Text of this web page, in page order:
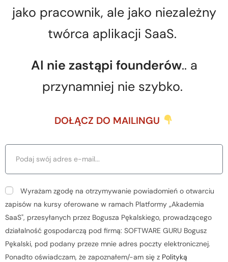
jako pracownik, ale jako niezależny
twórca aplikacji SaaS.
AI nie zastąpi founderów.. a
przynamniej nie szybko.
DOŁĄCZ DO MAILINGU
Wyrażam zgodę na otrzymywanie powiadomień o otwarciu
zapisów na kursy oferowane w ramach Platformy „Akademia
SaaS", przesyłanych przez Bogusza Pękalskiego, prowadzącego
działalność gospodarczą pod firmą: SOFTWARE GURU Bogusz
Pękalski, pod podany przeze mnie adres poczty elektronicznej.
Ponadto oświadczam, że zapoznałem/-am się z Polityką